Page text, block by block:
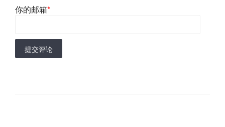
你的邮箱*
提交评论